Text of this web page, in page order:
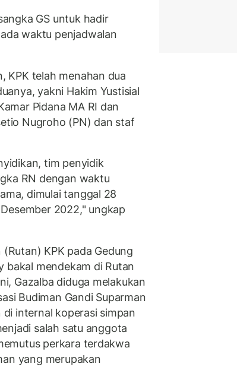
GS untuk hadir
waktu penjadwalan
KPK telah menahan dua
yakni Hakim Yustisial
Pidana MA RI dan
Nugroho (PN) dan staf
tim penyidik
RN dengan waktu
dimulai tanggal 28
2022," ungkap
KPK pada Gedung
bakal mendekam di Rutan
Gazalba diduga melakukan
Budiman Gandi Suparman
internal koperasi simpan
salah satu anggota
perkara terdakwa
yang merupakan